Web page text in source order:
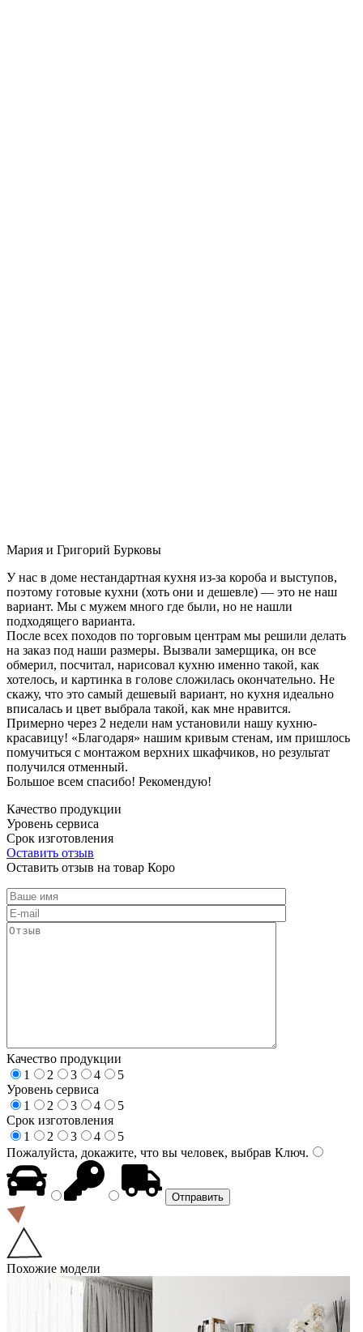
Мария и Григорий Бурковы
У нас в доме нестандартная кухня из-за короба и выступов,
поэтому готовые кухни (хоть они и дешевле) — это не наш
вариант. Мы с мужем много где были, но не нашли
подходящего варианта.
После всех походов по торговым центрам мы решили делать
на заказ под наши размеры. Вызвали замерщика, он все
обмерил, посчитал, нарисовал кухню именно такой, как
хотелось, и картинка в голове сложилась окончательно. Не
скажу, что это самый дешевый вариант, но кухня идеально
вписалась и цвет выбрала такой, как мне нравится.
Примерно через 2 недели нам установили нашу кухню-
красавицу! «Благодаря» нашим кривым стенам, им пришлось
помучиться с монтажом верхних шкафчиков, но результат
получился отменный.
Большое всем спасибо! Рекомендую!
Качество продукции
Уровень сервиса
Срок изготовления
Оставить отзыв
Оставить отзыв на товар Коро
Качество продукции
1
2 3 4
5
Уровень сервиса
1
2 3 4
5
Срок изготовления
1
2 3 4
5
Пожалуйста, докажите, что вы человек, выбрав Ключ.
Похожие модели